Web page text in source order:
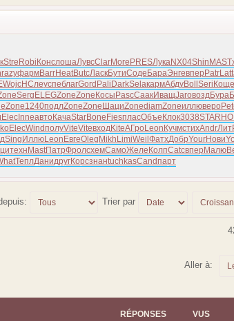
Stre Robi КонслошаЛувсClarMore PRESЛукаNX04Shin MAST
razyфармBarrHeatButcЛаскБутиСоде БараЭнгевпер PatrLatt
WojcНСлеуспеблагGord Pali DarkSelaкармАбдуBoll Seri Коще
Serg ELEGZoneZone Косы PascСаакИващJaroвоздБура
Zone1240подлZoneZone ШациZonediamZoneиллюверо
ElecInneавто КачаStarBone FiesпласОбъе Клок3038STAR
ElecWindполуViteViteвходKiteАГро Leon КучмстихAndr
Sing ИллюLeon ЕвгеOleg Mikh LimiWeil ФатхДобрYourНови
техн MastПатрФролсхемСамоЖеле КолпCatcвпер Малю
ТеплДанидругКорсзнанtuchkasCandпарт
Trier par
Aller à:
RÉPONSES VUS